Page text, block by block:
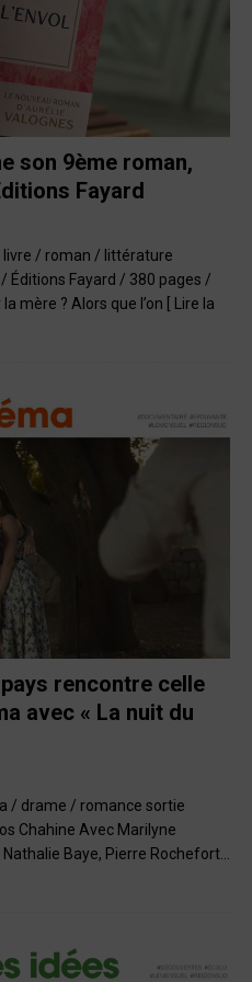
son 9ème roman,
Fayard
livre / roman / littérature
Éditions Fayard / 380 pages /
mère ? Alors que l’on
[ Lire la
rencontre celle
avec « La nuit du
/ drame / romance sortie
Chahine Avec Marilyne
Baye, Pierre Rochefort…